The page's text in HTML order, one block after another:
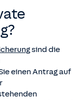
zum Beispiel
einsetzen,
Ihrer
so ihr
Selbstständige
ab dem
den sechs
die
Absicherung
sind die
einen Antrag auf